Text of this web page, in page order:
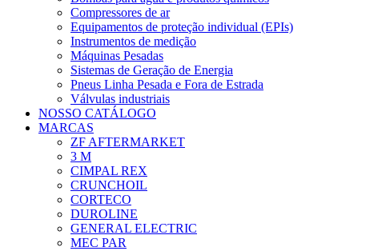
Compressores de ar
Equipamentos de proteção individual (EPIs)
Instrumentos de medição
Máquinas Pesadas
Sistemas de Geração de Energia
Pneus Linha Pesada e Fora de Estrada
Válvulas industriais
NOSSO CATÁLOGO
MARCAS
ZF AFTERMARKET
3 M
CIMPAL REX
CRUNCHOIL
CORTECO
DUROLINE
GENERAL ELECTRIC
MEC PAR